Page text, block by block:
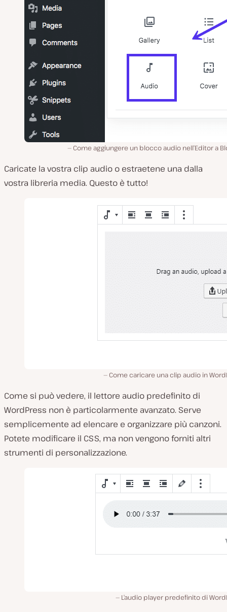
Come aggiungere un blocco audio nell’Editor a
Caricate la vostra clip audio o estraetene una dalla
vostra libreria media. Questo è tutto!
Come caricare una clip audio in
Come si può vedere, il lettore audio predefinito di
WordPress non è particolarmente avanzato. Serve
semplicemente ad elencare e organizzare più canzoni.
Potete modificare il CSS, ma non vengono forniti altri
strumenti di personalizzazione.
L’audio player predefinito di